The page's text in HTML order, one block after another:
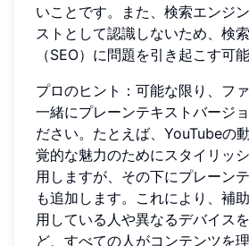
いことです。また、検索エンジ
ストとして認識しないため、検
（SEO）に問題を引き起こす可
プロのヒント：可能な限り、フ
一緒にプレーンテキストバージ
ださい。たとえば、YouTubeの
覚的な魅力のためにスタイリッ
用しますが、その下にプレーン
も追加します。これにより、補
用している人や異なるデバイス
ど、すべての人がコンテンツを